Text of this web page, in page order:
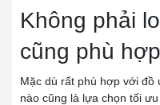
Không phải
cũng phù hợp
Mặc dù rất phù hợp với đồ
nào cũng là lựa chọn tối ưu